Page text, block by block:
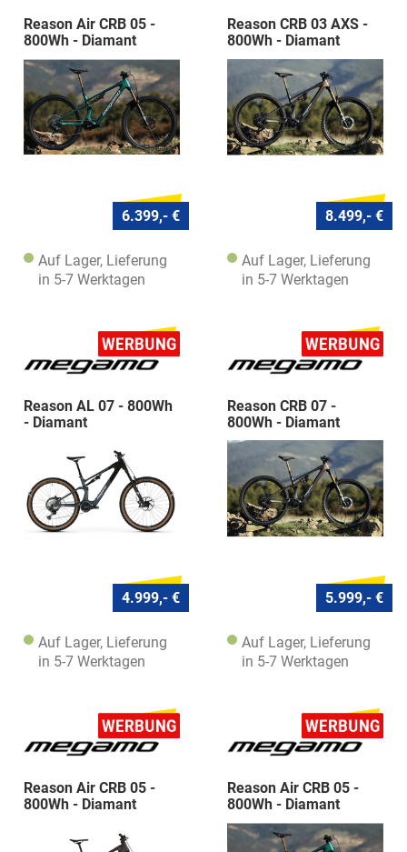
Reason Air CRB 05 -
800Wh - Diamant
6.399,- €
Auf Lager, Lieferung
in 5-7 Werktagen
Reason CRB 03 AXS -
800Wh - Diamant
8.499,- €
Auf Lager, Lieferung
in 5-7 Werktagen
Reason AL 07 - 800Wh
- Diamant
4.999,- €
Auf Lager, Lieferung
in 5-7 Werktagen
Reason CRB 07 -
800Wh - Diamant
5.999,- €
Auf Lager, Lieferung
in 5-7 Werktagen
Reason Air CRB 05 -
800Wh - Diamant
Reason Air CRB 05 -
800Wh - Diamant